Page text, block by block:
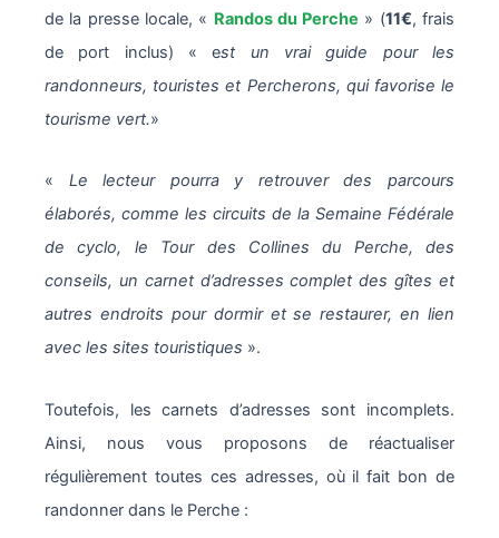
de la presse locale, « Randos du Perche » (11€, frais
de port inclus) « est un vrai guide pour les
randonneurs, touristes et Percherons, qui favorise le
tourisme vert.»
« Le lecteur pourra y retrouver des parcours
élaborés, comme les circuits de la Semaine Fédérale
de cyclo, le Tour des Collines du Perche, des
conseils, un carnet d’adresses complet des gîtes et
autres endroits pour dormir et se restaurer, en lien
avec les sites touristiques ».
Toutefois, les carnets d’adresses sont incomplets.
Ainsi, nous vous proposons de réactualiser
régulièrement toutes ces adresses, où il fait bon de
randonner dans le Perche :